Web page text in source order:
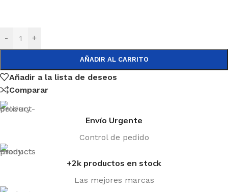
GENERAL
Velas
Orza y Timón
Botavara
- +
AÑADIR AL CARRITO
Añadir a la lista de deseos
Comparar
Envío Urgente
Control de pedido
+2k productos en stock
Las mejores marcas